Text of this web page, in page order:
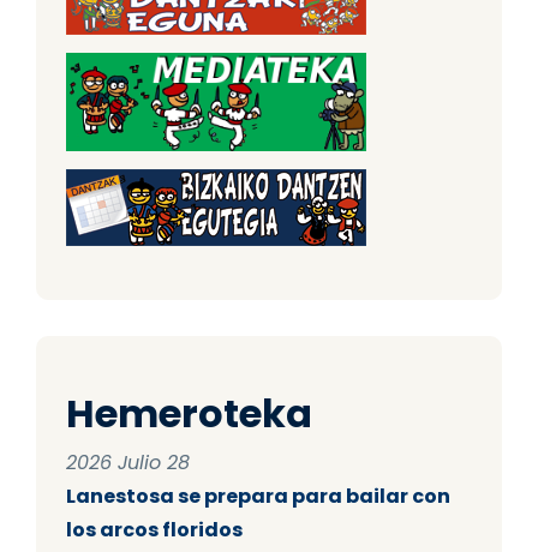
Hemeroteka
2026 Julio 28
Lanestosa se prepara para bailar con
los arcos floridos